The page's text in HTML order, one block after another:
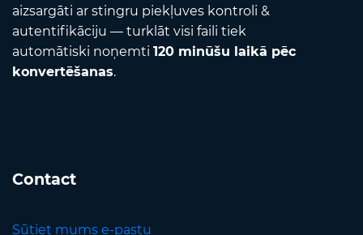
aizsargāti ar stingru piekļuves kontroli &
autentifikāciju — turklāt visi faili tiek
automātiski noņemti 120 minūšu laikā pēc
konvertēšanas.
Contact
Sūtiet mums e-pastu